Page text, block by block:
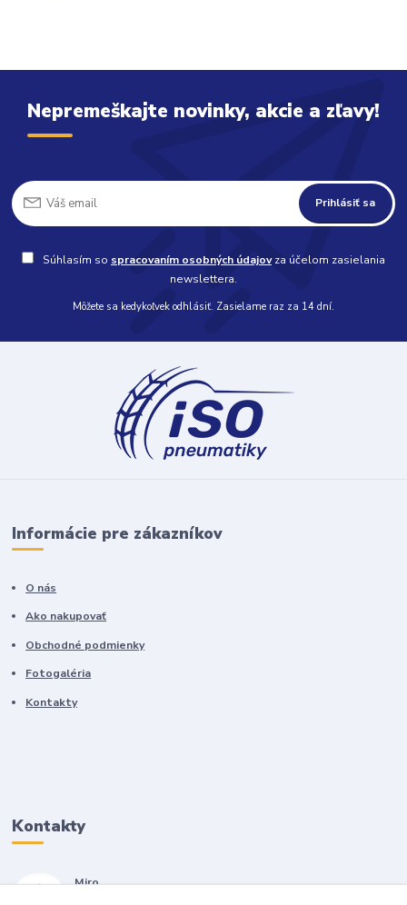
Nepremeškajte novinky, akcie a zľavy!
Prihlásiť sa
Súhlasím so spracovaním osobných údajovza účelom zasielania
newslettera.
Môžete sa kedykoľvek odhlásiť. Zasielame raz za 14 dní.
Informácie pre zákazníkov
O nás
Ako nakupovať
Obchodné podmienky
Fotogaléria
Kontakty
Kontakty
Miro